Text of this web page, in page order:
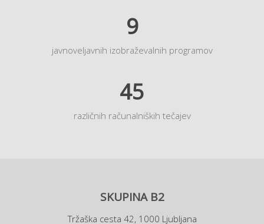
9
javnoveljavnih izobraževalnih programov
45
različnih računalniških tečajev
SKUPINA B2
Tržaška cesta 42, 1000 Ljubljana